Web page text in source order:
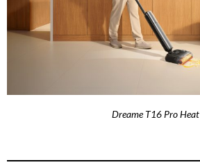
Dreame T16 Pro Heat